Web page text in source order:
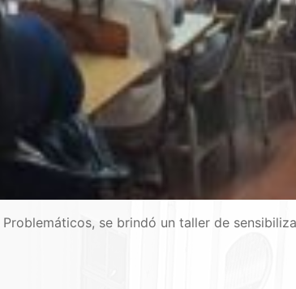
se brindó un taller de